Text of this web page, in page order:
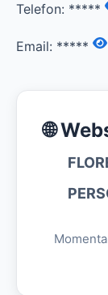
Telefon: *****
Email: *****
🌐